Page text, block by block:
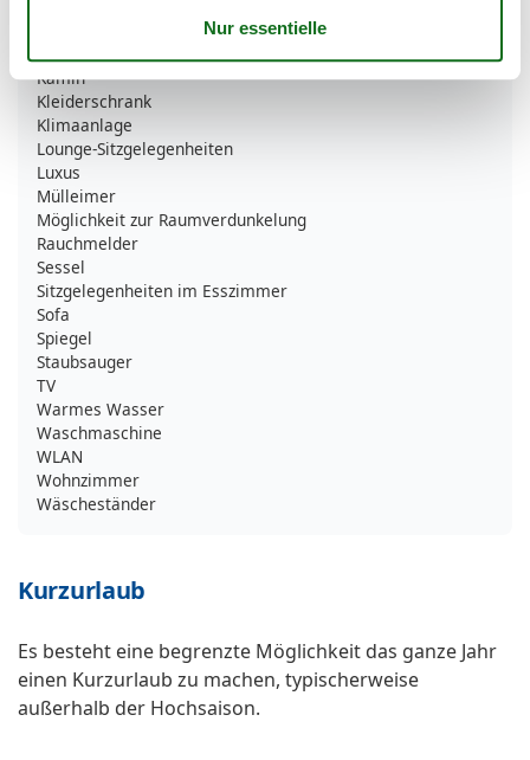
Internet
Kamin
Kleiderschrank
Klimaanlage
Lounge-Sitzgelegenheiten
Luxus
Mülleimer
Möglichkeit zur Raumverdunkelung
Rauchmelder
Sessel
Sitzgelegenheiten im Esszimmer
Sofa
Spiegel
Staubsauger
TV
Warmes Wasser
Waschmaschine
WLAN
Wohnzimmer
Wäscheständer
Kurzurlaub
Es besteht eine begrenzte Möglichkeit das ganze Jahr
einen Kurzurlaub zu machen, typischerweise
außerhalb der Hochsaison.